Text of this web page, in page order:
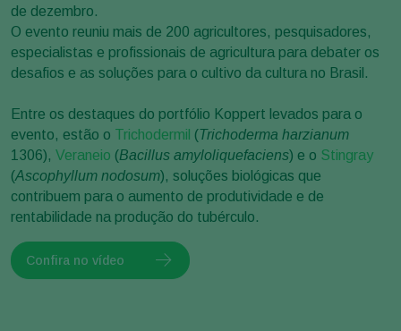
de dezembro.
O evento reuniu mais de 200 agricultores, pesquisadores,
especialistas e profissionais de agricultura para debater os
desafios e as soluções para o cultivo da cultura no Brasil.
Entre os destaques do portfólio Koppert levados para o
evento, estão o Trichodermil (Trichoderma harzianum
1306), Veraneio (Bacillus amyloliquefaciens) e o Stingray
(Ascophyllum nodosum), soluções biológicas que
contribuem para o aumento de produtividade e de
rentabilidade na produção do tubérculo.
Confira no vídeo